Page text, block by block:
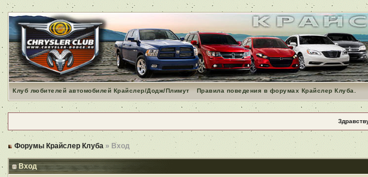
Клуб любителей автомобилей Крайслер/Додж/Плимут Правила поведения в форумах Крайслер Клуба.
Форумы Крайслер Клуба » Вход
Вход